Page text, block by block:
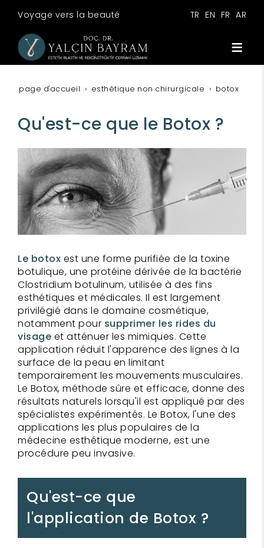
TR EN FR AR
Voyage vers la beauté
page d'accueil esthétique non chirurgicale botox
Qu'est-ce que le Botox ?
Le botox est une forme purifiée de la toxine
botulique, une protéine dérivée de la bactérie
Clostridium botulinum, utilisée à des fins
esthétiques et médicales. Il est largement
privilégié dans le domaine cosmétique,
notamment pour supprimer les rides du
visage et atténuer les mimiques. Cette
application réduit l'apparence des lignes à la
surface de la peau en limitant
temporairement les mouvements musculaires.
Le Botox, méthode sûre et efficace, donne des
résultats naturels lorsqu'il est appliqué par des
spécialistes expérimentés. Le Botox, l'une des
applications les plus populaires de la
médecine esthétique moderne, est une
procédure peu invasive.
Qu'est-ce que
l'application de Botox ?